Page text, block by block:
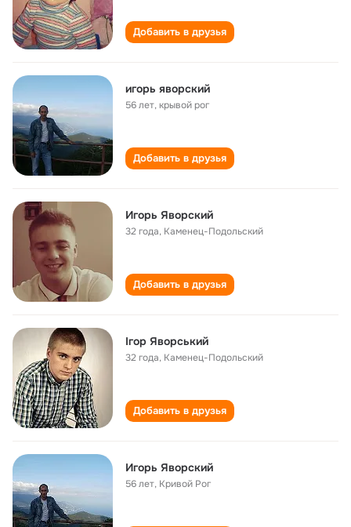
Добавить в друзья
игорь яворский
56 лет,крывой рог
Добавить в друзья
Игорь Яворский
32 года, Каменец-Подольский
Добавить в друзья
Ігор Яворський
32 года, Каменец-Подольский
Добавить в друзья
Игорь Яворский
56 лет, Кривой Рог